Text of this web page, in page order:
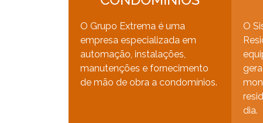
O Grupo Extrema é uma
empresa especializada em
automação, instalações,
manutenções e fornecimento
de mão de obra a condomínios.
O
dia.